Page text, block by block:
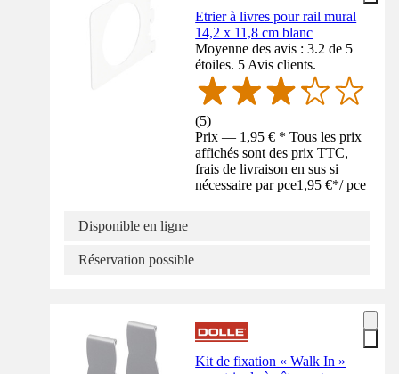
Etrier à livres pour rail mural
14,2 x 11,8 cm blanc
Moyenne des avis : 3.2 de 5
étoiles. 5 Avis clients.
(5)
Prix — 1,95 € * Tous les prix
affichés sont des prix TTC,
frais de livraison en sus si
nécessaire par pce1,95 €*/ pce
Disponible en ligne
Réservation possible
Kit de fixation « Walk In »